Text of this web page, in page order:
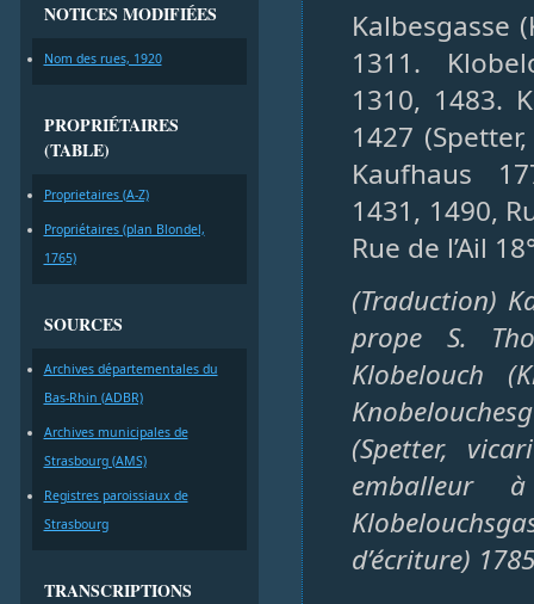
NOTICES MODIFIÉES
Nom des rues, 1920
PROPRIÉTAIRES
(TABLE)
Proprietaires (A-Z)
Propriétaires (plan Blondel,
1765)
SOURCES
Archives départementales du
Bas-Rhin (ADBR)
Archives municipales de
Strasbourg (AMS)
Registres paroissiaux de
Strasbourg
TRANSCRIPTIONS
Kalbesgasse
1311.
1310, 1483.
1427
Kaufhaus
1431, 1490,
Rue de l’Ail
(Traduction)
prope S.
Klobelouch
(Spetter,
emballeur
d’écriture)